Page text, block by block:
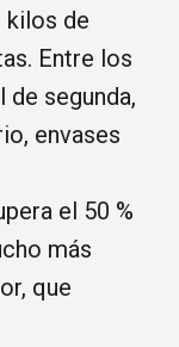
kilos de
Entre los
segunda,
envases
el 50 %
más
que